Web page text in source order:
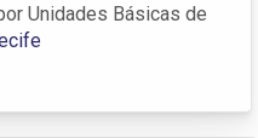
Unidades Básicas de